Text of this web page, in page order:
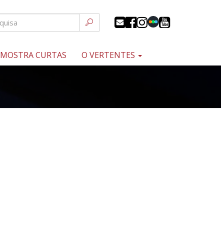
MOSTRA CURTAS O VERTENTES